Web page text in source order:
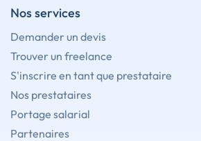
Nos services
Demander un devis
Trouver un freelance
S'inscrire en tant que prestataire
Nos prestataires
Portage salarial
Partenaires